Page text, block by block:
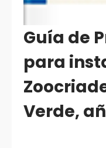
Guía de
para
Verde,